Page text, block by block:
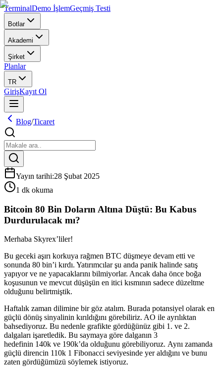
TerminalDemo İşlemGeçmiş Testi
Botlar
Akademi
Şirket
Planlar
TR
GirişKayıt Ol
Blog/Ticaret
Yayın tarihi:28 Şubat 2025
1 dk okuma
Bitcoin 80 Bin Doların Altına Düştü: Bu Kabus
Durdurulacak mı?
Merhaba Skyrex’liler!
Bu geceki aşırı korkuya rağmen BTC düşmeye devam etti ve
sonunda 80 bin’i kırdı. Yatırımcılar şu anda panik halinde satış
yapıyor ve ne yapacaklarını bilmiyorlar. Ancak daha önce boğa
koşusunun ve mevcut düşüşün en itici kısmının sadece düzeltme
olduğunu belirtmiştik.
Haftalık zaman dilimine bir göz atalım. Burada potansiyel olarak en
güçlü dönüş sinyalinin kırıldığını görebiliriz. AO ile ayrılıktan
bahsediyoruz. Bu nedenle grafikte gördüğünüz gibi 1. ve 2.
dalgaları işaretledik. Bu saymaya göre dalganın 3
hedefinin 140k ve 190k’da olduğunu görebiliyoruz. Aynı zamanda
güçlü direncin 110k 1 Fibonacci seviyesinde yer aldığını ve bunu
zaten gördüğümüzü söylemek istiyoruz.